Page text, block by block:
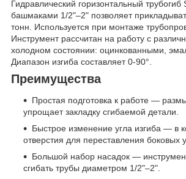
Гидравлический горизонтальный трубогиб
башмаками 1/2"–2" позволяет
тонн. Используется при монтаже
Инструмент рассчитан на работу с
холодном состоянии: оцинкованными,
Диапазон изгиба составляет 0-90°.
Преимущества
Простая подготовка к работе —
упрощает закладку сгибаемой детали.
Быстрое изменение угла изгиба — в
отверстия для переставления боковых
Большой набор насадок —
сгибать трубы диаметром 1/2"–2".